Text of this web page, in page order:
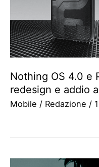
Nothing OS 4.0 e
redesign e addio
Mobile / Redazione /